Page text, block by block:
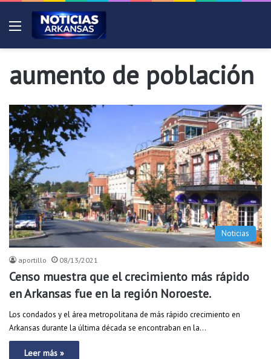
Menú
aumento de población
Noticias
aportillo 08/13/2021
Censo muestra que el crecimiento más rápido
en Arkansas fue en la región Noroeste.
Los condados y el área metropolitana de más rápido crecimiento en
Arkansas durante la última década se encontraban en la…
Leer más »